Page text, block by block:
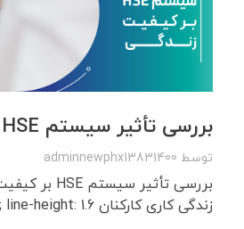
بررسی تأثیر سیستم HSE بر کیفیت زندگی
توسط adminnewphx13831400
زندگی کاری کارکنان body { font-family: Arial, sans-serif; line-height: 1.6; ...